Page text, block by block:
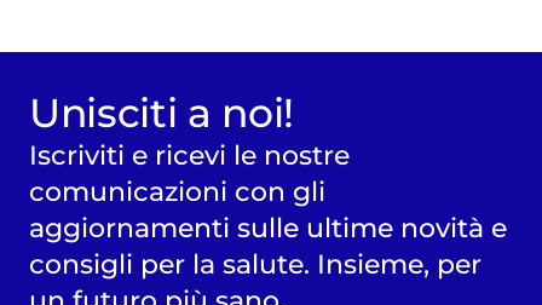
Unisciti a noi!
Iscriviti e ricevi le nostre
comunicazioni con gli
aggiornamenti sulle ultime novità e
consigli per la salute. Insieme, per